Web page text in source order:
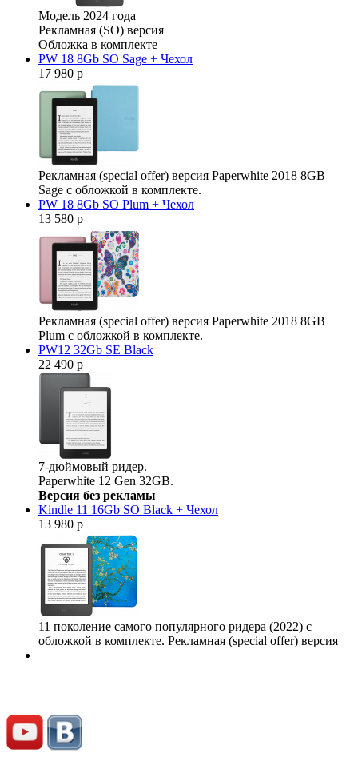
Модель 2024 года
Рекламная (SO) версия
Обложка в комплекте
PW 18 8Gb SO Sage + Чехол
17 980 р
Рекламная (special offer) версия Paperwhite 2018 8GB
Sage с обложкой в комплекте.
PW 18 8Gb SO Plum + Чехол
13 580 р
Рекламная (special offer) версия Paperwhite 2018 8GB
Plum с обложкой в комплекте.
PW12 32Gb SE Black
22 490 р
7-дюймовый ридер.
Paperwhite 12 Gen 32GB.
Версия без рекламы
Kindle 11 16Gb SO Black + Чехол
13 980 р
11 поколение самого популярного ридера (2022) с
обложкой в комплекте. Рекламная (special offer) версия